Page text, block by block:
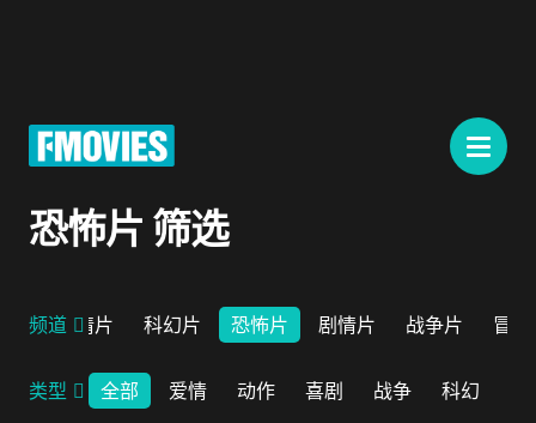
恐怖片 筛选
频道爱情片 科幻片 恐怖片 剧情片 战争片 冒险
类型 全部 爱情 动作 喜剧 战争 科幻